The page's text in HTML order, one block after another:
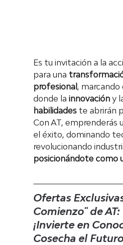
Es tu invitación a la
para una
profesional , marcando
donde la innovación y
habilidades te abrirán
Con AT, emprenderás
el éxito, dominando
revolucionando
posicionándote como
Ofertas
Comienzo" de AT:
¡Invierte en
Cosecha el